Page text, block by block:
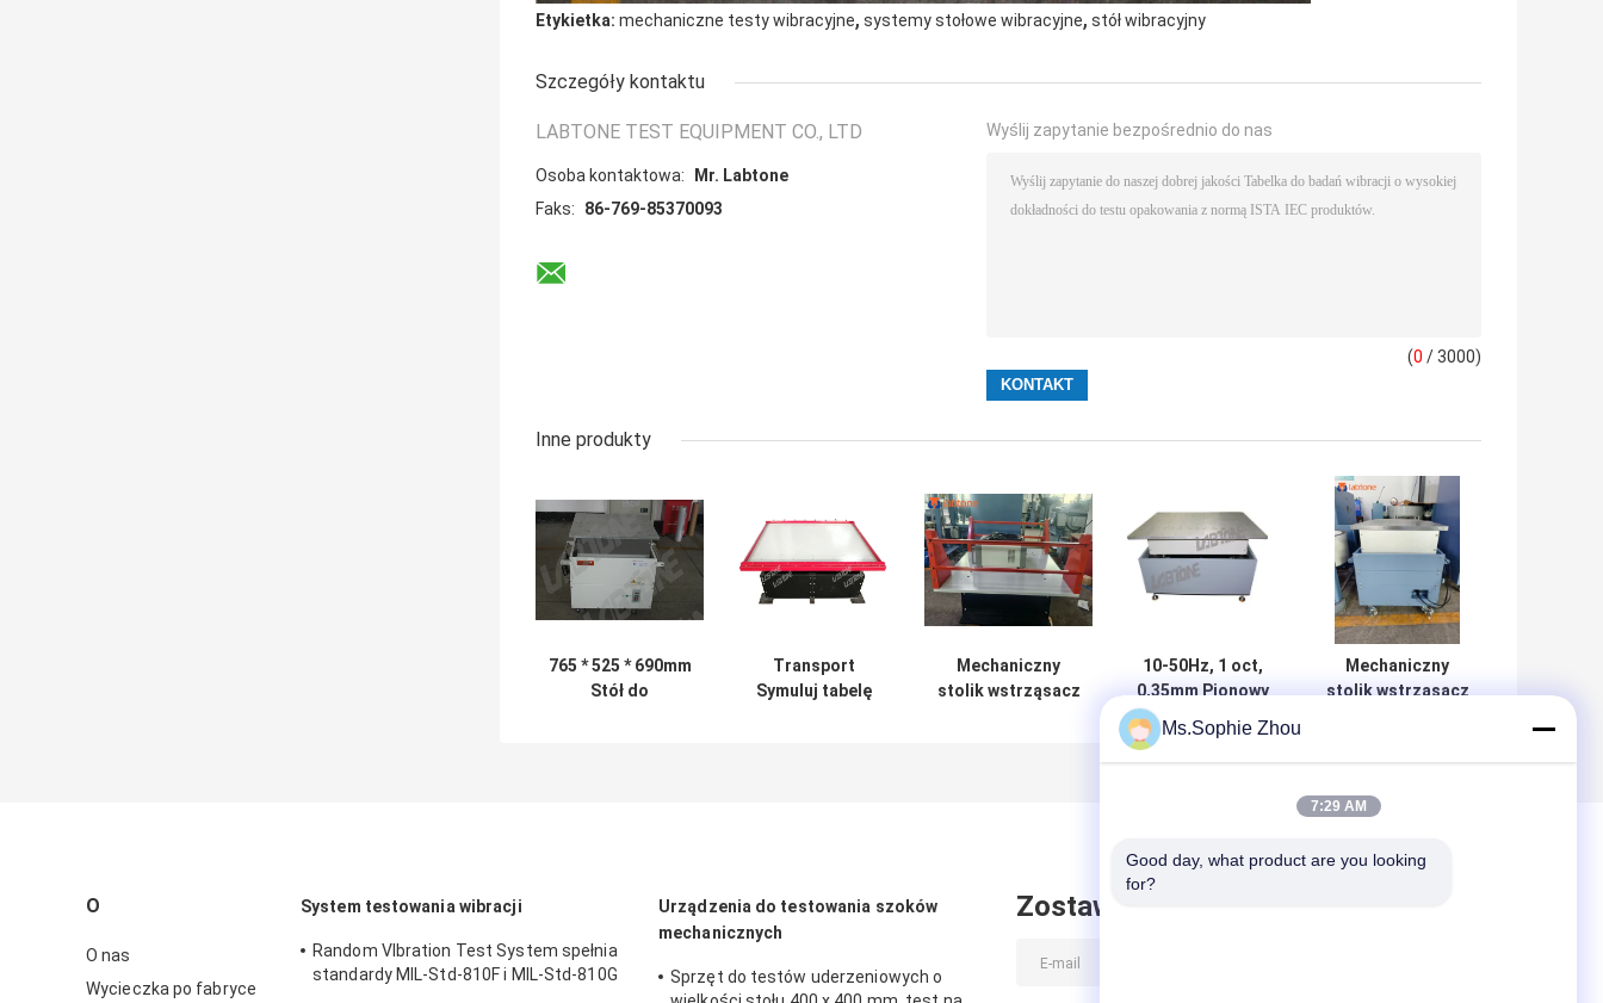
Etykietka: mechaniczne testy wibracyjne, systemy stołowe wibracyjne, stół wibracyjny
Szczegóły kontaktu
LABTONE TEST EQUIPMENT CO., LTD
Osoba kontaktowa:
Mr. Labtone
Faks:
86-769-85370093
Wyślij zapytanie bezpośrednio do nas
(0 / 3000)
Inne produkty
765 * 525 * 690mm
Stół do
Transport
Symuluj tabelę
Mechaniczny
stolik wstrząsacz
badań
uderzeniowych i
10-50Hz, 1 oct,
0,35mm Pionowy
Mechaniczny Stół
Shaker Do Linii
Produkcyjnej
Mechaniczny
stolik wstrząsacz
interfejsem
sterowania i
synchronicznym
odwrotnym do
O
O nas
Wycieczka po fabryce
System testowania wibracji
Random VIbration Test System spełnia
standardy MIL-Std-810F i MIL-Std-810G
Urządzenia do testowania szoków
mechanicznych
Sprzęt do testów uderzeniowych o
Zostaw wiadomość
Ms.Sophie Zhou
7:29 AM
Good day, what product are you looking
for?